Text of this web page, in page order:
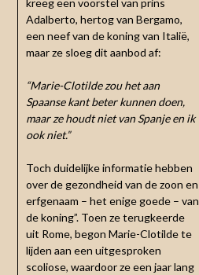
Adalberto, hertog van Bergamo,
een neef van de koning van Italië,
maar ze sloeg dit aanbod af:
“Marie-Clotilde zou het aan
Spaanse kant beter kunnen doen,
maar ze houdt niet van Spanje en ik
ook niet.”
Toch duidelijke informatie hebben
over de gezondheid van de zoon en
erfgenaam – het enige goede – van
de koning”. Toen ze terugkeerde
uit Rome, begon Marie-Clotilde te
lijden aan een uitgesproken
scoliose, waardoor ze een jaar lang